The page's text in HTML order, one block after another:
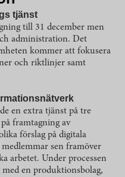
tjänst
till 31 december men
administration. Det
kommer att fokusera
och riktlinjer samt
en extra tjänst på tre
framtagning av
förslag på digitala
sen framöver
arbetet. Under processen
en produktionsbolag,